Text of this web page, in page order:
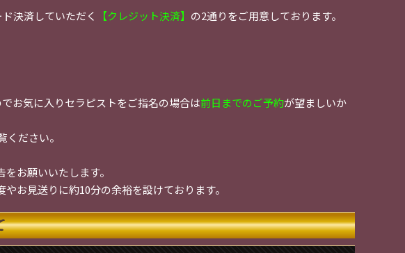
決済していただく 【クレジット決済】 の2通りをご用意しております。
お気に入りセラピストをご指名の場合は前日までのご予約が望ましいか
ください。
をお願いいたします。
お見送りに約10分の余裕を設けております。